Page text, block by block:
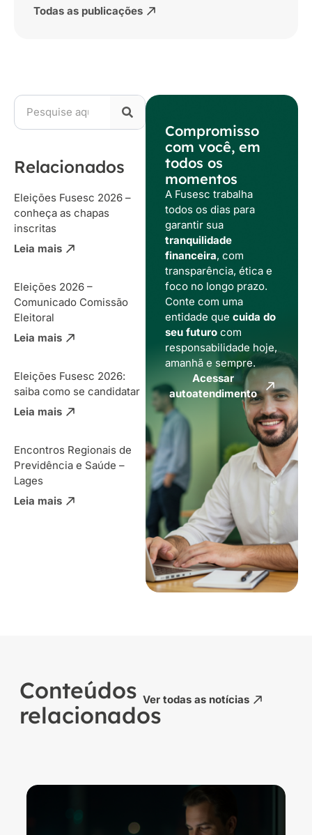
Todas as publicações
Relacionados
Eleições Fusesc 2026 –
conheça as chapas
inscritas
Leia mais
Eleições 2026 –
Comunicado Comissão
Eleitoral
Leia mais
Eleições Fusesc 2026:
saiba como se candidatar
Leia mais
Encontros Regionais de
Previdência e Saúde –
Lages
Leia mais
Compromisso
com você, em
todos os
momentos
A Fusesc trabalha
todos os dias para
garantir sua
tranquilidade
financeira, com
transparência, ética e
foco no longo prazo.
Conte com uma
entidade que cuida do
seu futurocom
responsabilidade hoje,
amanhã e sempre.
Acessar
autoatendimento
Conteúdos
relacionados
Ver todas as notícias